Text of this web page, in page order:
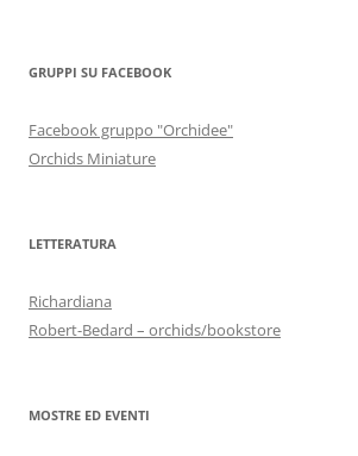
GRUPPI SU FACEBOOK
Facebook gruppo "Orchidee"
Orchids Miniature
LETTERATURA
Richardiana
Robert-Bedard – orchids/bookstore
MOSTRE ED EVENTI